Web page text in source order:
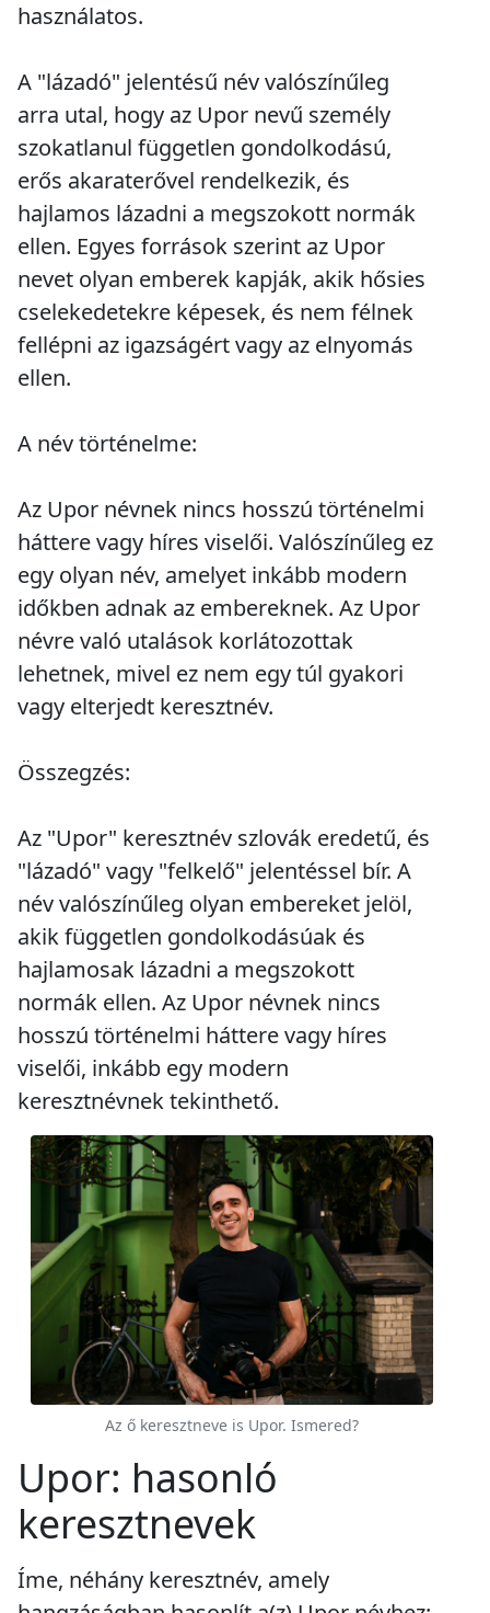
használatos.
A "lázadó" jelentésű név valószínűleg
arra utal, hogy az Upor nevű személy
szokatlanul független gondolkodású,
erős akaraterővel rendelkezik, és
hajlamos lázadni a megszokott normák
ellen. Egyes források szerint az Upor
nevet olyan emberek kapják, akik hősies
cselekedetekre képesek, és nem félnek
fellépni az igazságért vagy az elnyomás
ellen.
A név történelme:
Az Upor névnek nincs hosszú történelmi
háttere vagy híres viselői. Valószínűleg ez
egy olyan név, amelyet inkább modern
időkben adnak az embereknek. Az Upor
névre való utalások korlátozottak
lehetnek, mivel ez nem egy túl gyakori
vagy elterjedt keresztnév.
Összegzés:
Az "Upor" keresztnév szlovák eredetű, és
"lázadó" vagy "felkelő" jelentéssel bír. A
név valószínűleg olyan embereket jelöl,
akik független gondolkodásúak és
hajlamosak lázadni a megszokott
normák ellen. Az Upor névnek nincs
hosszú történelmi háttere vagy híres
viselői, inkább egy modern
keresztnévnek tekinthető.
Az ő keresztneve is Upor. Ismered?
Upor: hasonló
keresztnevek
Íme, néhány keresztnév, amely